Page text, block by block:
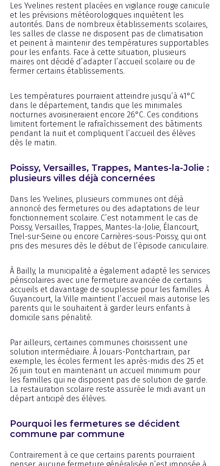
Les Yvelines restent placées en vigilance rouge canicule
et les prévisions météorologiques inquiètent les
autorités. Dans de nombreux établissements scolaires,
les salles de classe ne disposent pas de climatisation
et peinent à maintenir des températures supportables
pour les enfants. Face à cette situation, plusieurs
maires ont décidé d’adapter l’accueil scolaire ou de
fermer certains établissements.
Les températures pourraient atteindre jusqu’à 41°C
dans le département, tandis que les minimales
nocturnes avoisineraient encore 26°C. Ces conditions
limitent fortement le rafraîchissement des bâtiments
pendant la nuit et compliquent l’accueil des élèves
dès le matin.
Poissy, Versailles, Trappes, Mantes-la-Jolie :
plusieurs villes déjà concernées
Dans les Yvelines, plusieurs communes ont déjà
annoncé des fermetures ou des adaptations de leur
fonctionnement scolaire. C’est notamment le cas de
Poissy, Versailles, Trappes, Mantes-la-Jolie, Élancourt,
Triel-sur-Seine ou encore Carrières-sous-Poissy, qui ont
pris des mesures dès le début de l’épisode caniculaire.
À Bailly, la municipalité a également adapté les services
périscolaires avec une fermeture avancée de certains
accueils et davantage de souplesse pour les familles. À
Guyancourt, la Ville maintient l’accueil mais autorise les
parents qui le souhaitent à garder leurs enfants à
domicile sans pénalité.
Par ailleurs, certaines communes choisissent une
solution intermédiaire. À Jouars-Pontchartrain, par
exemple, les écoles ferment les après-midis des 25 et
26 juin tout en maintenant un accueil minimum pour
les familles qui ne disposent pas de solution de garde.
La restauration scolaire reste assurée le midi avant un
départ anticipé des élèves.
Pourquoi les fermetures se décident
commune par commune
Contrairement à ce que certains parents pourraient
penser, aucune fermeture généralisée n’est imposée à